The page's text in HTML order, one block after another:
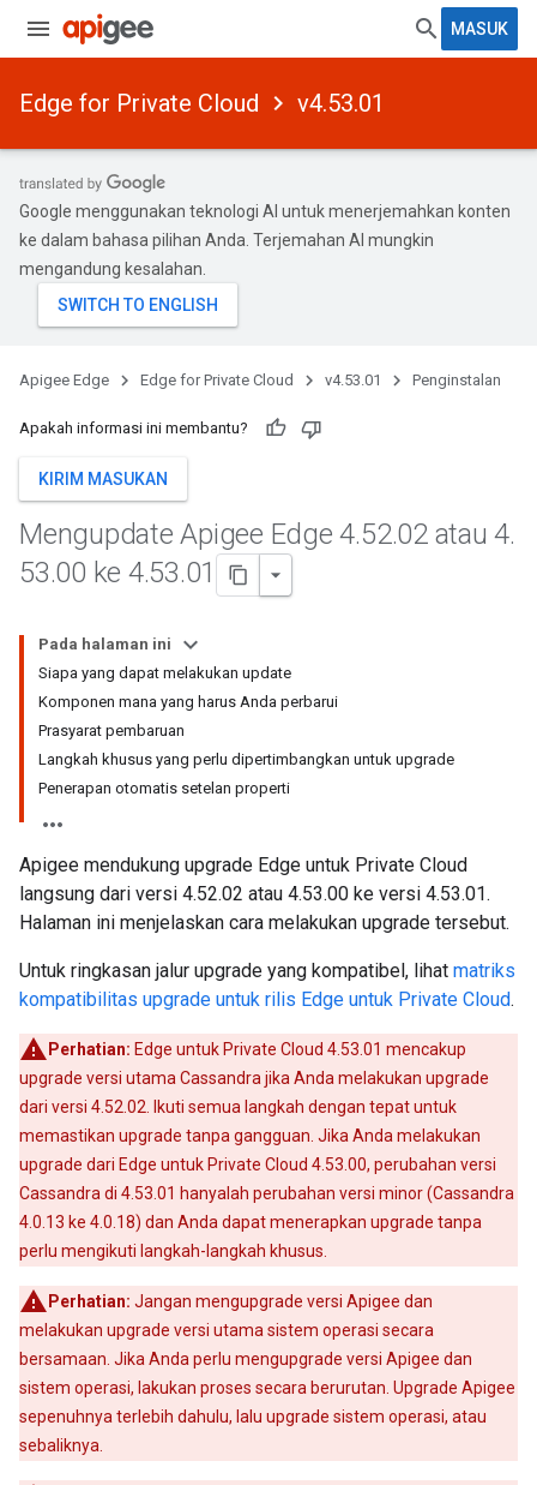
MASUK
Edge for Private Cloud v4.53.01
Google menggunakan teknologi AI untuk menerjemahkan konten
ke dalam bahasa pilihan Anda. Terjemahan AI mungkin
mengandung kesalahan.
Apigee Edge Edge for Private Cloud v4.53.01 Penginstalan
Apakah informasi ini membantu?
KIRIM MASUKAN
Mengupdate Apigee Edge 4.52.02 atau 4.
53.00 ke 4.53.01
Pada halaman ini
Siapa yang dapat melakukan update
Komponen mana yang harus Anda perbarui
Prasyarat pembaruan
Langkah khusus yang perlu dipertimbangkan untuk upgrade
Penerapan otomatis setelan properti
Apigee mendukung upgrade Edge untuk Private Cloud
langsung dari versi 4.52.02 atau 4.53.00 ke versi 4.53.01.
Halaman ini menjelaskan cara melakukan upgrade tersebut.
Untuk ringkasan jalur upgrade yang kompatibel, lihat matriks
kompatibilitas upgrade untuk rilis Edge untuk Private Cloud.
Perhatian: Edge untuk Private Cloud 4.53.01 mencakup
upgrade versi utama Cassandra jika Anda melakukan upgrade
dari versi 4.52.02. Ikuti semua langkah dengan tepat untuk
memastikan upgrade tanpa gangguan. Jika Anda melakukan
upgrade dari Edge untuk Private Cloud 4.53.00, perubahan versi
Cassandra di 4.53.01 hanyalah perubahan versi minor (Cassandra
4.0.13 ke 4.0.18) dan Anda dapat menerapkan upgrade tanpa
perlu mengikuti langkah-langkah khusus.
Perhatian: Jangan mengupgrade versi Apigee dan
melakukan upgrade versi utama sistem operasi secara
bersamaan. Jika Anda perlu mengupgrade versi Apigee dan
sistem operasi, lakukan proses secara berurutan. Upgrade Apigee
sepenuhnya terlebih dahulu, lalu upgrade sistem operasi, atau
sebaliknya.